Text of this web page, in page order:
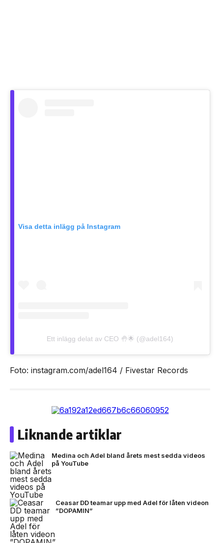
Visa detta inlägg på Instagram
Ett inlägg delat av CEO 🤚🌟 (@adel164)
Foto: instagram.com/adel164 / Fivestar Records
Liknande artiklar
Medina och Adel bland årets mest sedda videos
på YouTube
Ceasar DD teamar upp med Adel för låten videon
”DOPAMIN”